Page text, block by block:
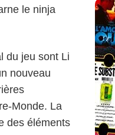
le ninja
du jeu sont Li
nouveau
Monde. La
des éléments